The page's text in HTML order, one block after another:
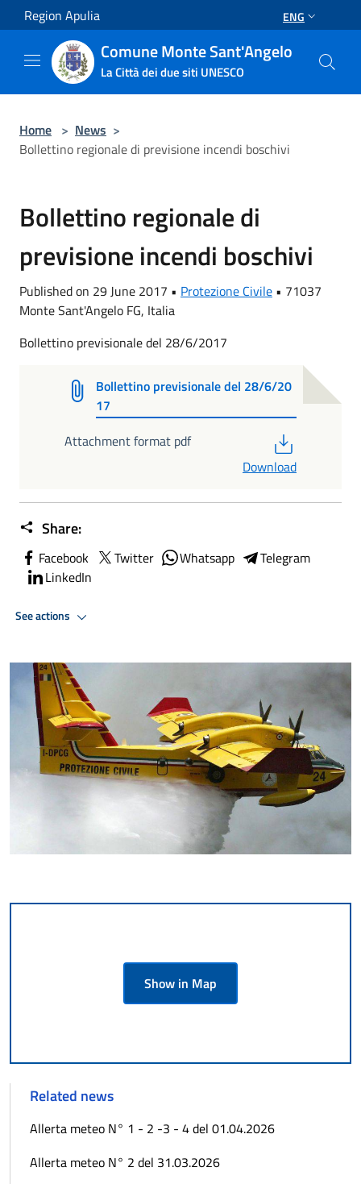
Salta al contenuto principale
Region Apulia ENG
Comune Monte Sant'Angelo
La Città dei due siti UNESCO
Home > News >
Bollettino regionale di previsione incendi boschivi
Bollettino regionale di
previsione incendi boschivi
Published on 29 June 2017 • Protezione Civile • 71037
Monte Sant'Angelo FG, Italia
Bollettino previsionale del 28/6/2017
Bollettino previsionale del 28/6/20
17
Attachment format pdf
Download
Share:
Facebook Twitter Whatsapp
Telegram
LinkedIn
See actions
Show in Map
Related news
Allerta meteo N° 1 - 2 -3 - 4 del 01.04.2026
Allerta meteo N° 2 del 31.03.2026